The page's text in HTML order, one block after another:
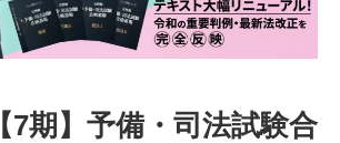
【7期】予備・司法試験合